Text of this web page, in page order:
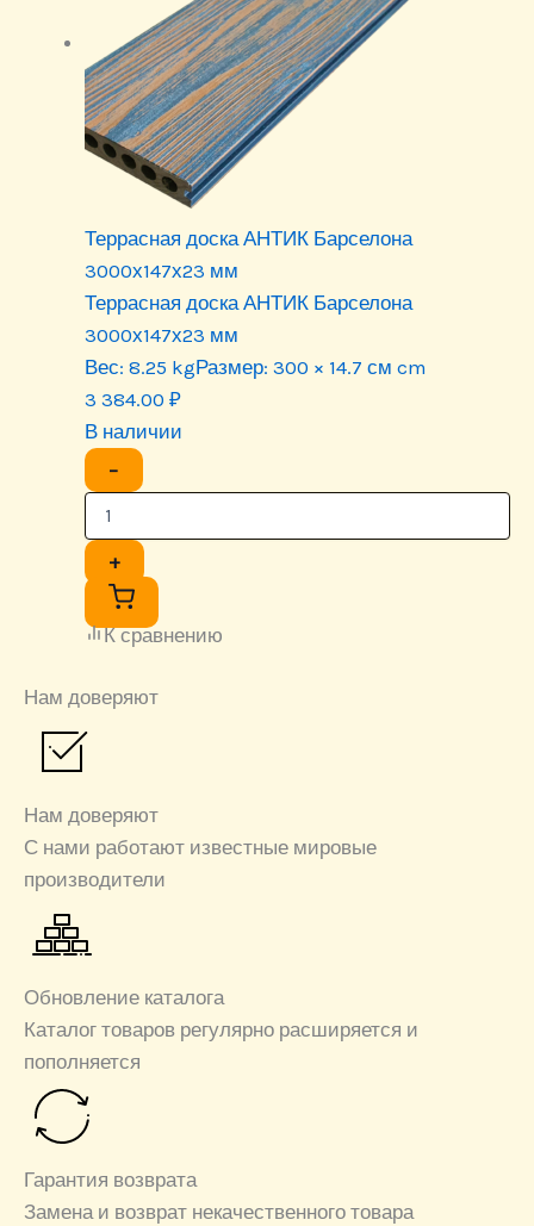
Террасная доска АНТИК Барселона
3000х147х23 мм
Террасная доска АНТИК Барселона
3000х147х23 мм
Вес: 8.25 kgРазмер: 300 × 14.7 см cm
3 384.00 ₽
В наличии
−
+
К сравнению
Нам доверяют
Нам доверяют
С нами работают известные мировые
производители
Обновление каталога
Каталог товаров регулярно расширяется и
пополняется
Гарантия возврата
Замена и возврат некачественного товара